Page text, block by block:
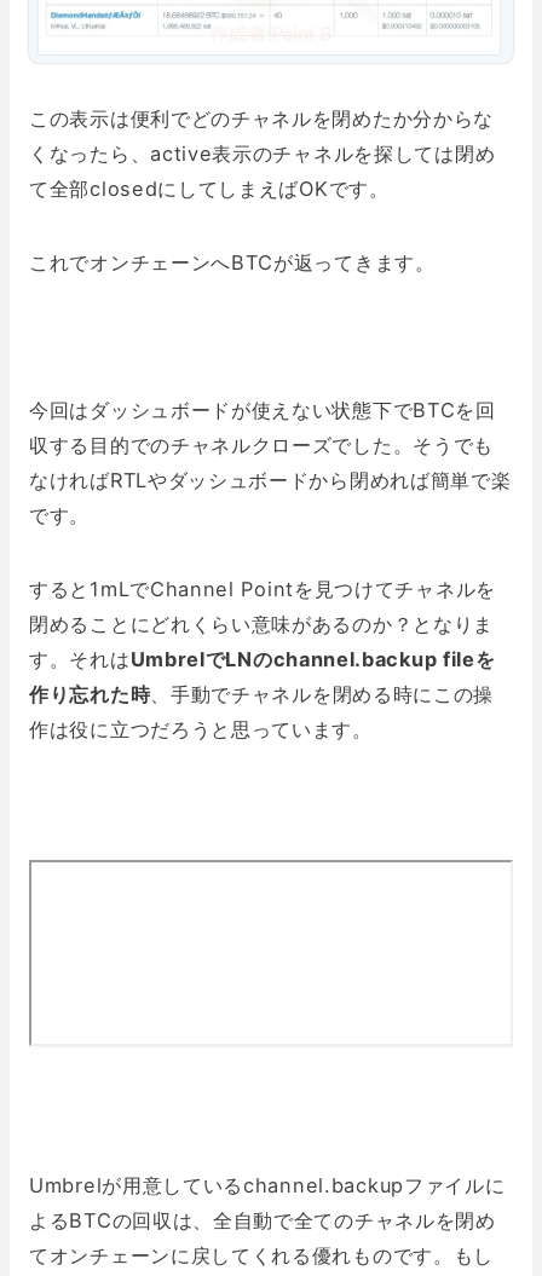
この表示は便利でどのチャネルを閉めたか分からな
くなったら、active表示のチャネルを探しては閉め
て全部closedにしてしまえばOKです。
これでオンチェーンへBTCが返ってきます。
今回はダッシュボードが使えない状態下でBTCを回
収する目的でのチャネルクローズでした。そうでも
なければRTLやダッシュボードから閉めれば簡単で楽
です。
すると1mLでChannel Pointを見つけてチャネルを
閉めることにどれくらい意味があるのか？となりま
す。それはUmbrelでLNのchannel.backup fileを
作り忘れた時、手動でチャネルを閉める時にこの操
作は役に立つだろうと思っています。
Umbrelが用意しているchannel.backupファイルに
よるBTCの回収は、全自動で全てのチャネルを閉め
てオンチェーンに戻してくれる優れものです。もし